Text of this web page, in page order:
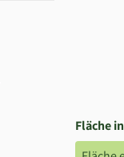
Fläche